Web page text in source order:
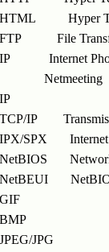
HTML Hyper
FTP File
IP Internet
IP
TCP/IP
IPX/SPX Internet
NetBIOS Network
NetBEUI NetBIOS
GIF
BMP
JPEG/JPG